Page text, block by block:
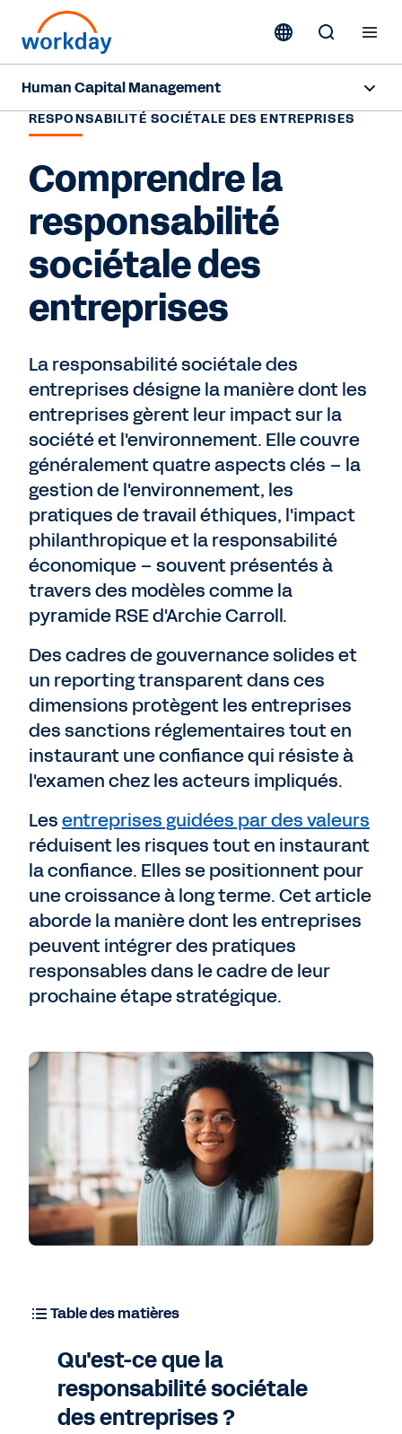
Human Capital Management
Aperçu
Fonctionnalités
Ressources
Nous contacter
RESPONSABILITÉ SOCIÉTALE DES ENTREPRISES
Comprendre la
responsabilité
sociétale des
entreprises
La responsabilité sociétale des
entreprises désigne la manière dont les
entreprises gèrent leur impact sur la
société et l'environnement. Elle couvre
généralement quatre aspects clés – la
gestion de l'environnement, les
pratiques de travail éthiques, l'impact
philanthropique et la responsabilité
économique – souvent présentés à
travers des modèles comme la
pyramide RSE d'Archie Carroll.
Des cadres de gouvernance solides et
un reporting transparent dans ces
dimensions protègent les entreprises
des sanctions réglementaires tout en
instaurant une confiance qui résiste à
l'examen chez les acteurs impliqués.
Lesentreprises guidées par des valeurs
réduisent les risques tout en instaurant
la confiance. Elles se positionnent pour
une croissance à long terme. Cet article
aborde la manière dont les entreprises
peuvent intégrer des pratiques
responsables dans le cadre de leur
prochaine étape stratégique.
Table des matières
Qu'est-ce que la
responsabilité sociétale
des entreprises ?